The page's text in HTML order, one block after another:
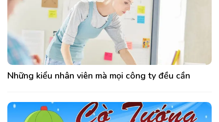
Những kiểu nhân viên mà mọi công ty đều cần